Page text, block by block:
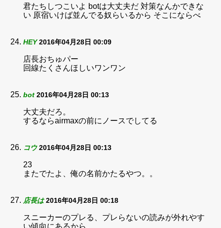
君たちしつこいよ botは大丈夫だ 対策なんかできな
い 原宿いけば並んでる奴らいるから そこにならべ
HEY 2016年04月28日 00:09
店長おちゅパー
回線たくさんほしいワンワン
bot 2016年04月28日 00:13
大丈夫だろ。
するならairmaxの前にノースでしてる
コウ 2016年04月28日 00:13
23
またでたよ、俺の名前かたるやつ。。
店長は 2016年04月28日 00:18
スニーカーのプレる、プレらないの読みが外れやす
い傾向にあるから、